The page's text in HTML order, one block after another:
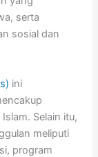
serta
sosial dan
ini
Selain itu,
meliputi
program